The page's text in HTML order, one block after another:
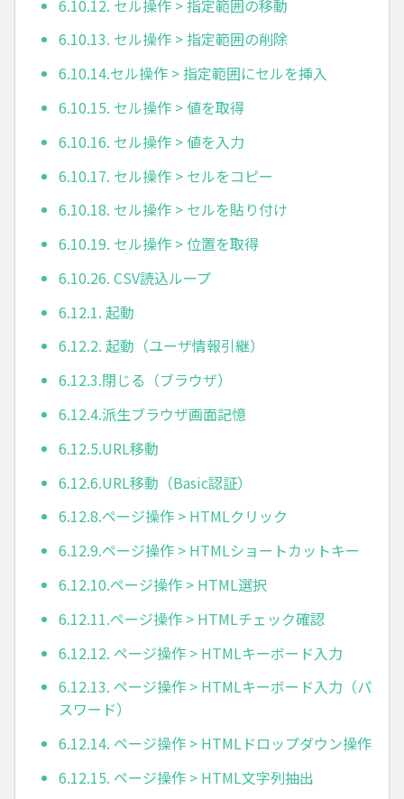
6.10.12. セル操作 > 指定範囲の移動
6.10.13. セル操作 > 指定範囲の削除
6.10.14.セル操作 > 指定範囲にセルを挿入
6.10.15. セル操作 > 値を取得
6.10.16. セル操作 > 値を入力
6.10.17. セル操作 > セルをコピー
6.10.18. セル操作 > セルを貼り付け
6.10.19. セル操作 > 位置を取得
6.10.26. CSV読込ループ
6.12.1. 起動
6.12.2. 起動（ユーザ情報引継）
6.12.3.閉じる（ブラウザ）
6.12.4.派生ブラウザ画面記憶
6.12.5.URL移動
6.12.6.URL移動（Basic認証）
6.12.8.ページ操作 > HTMLクリック
6.12.9.ページ操作 > HTMLショートカットキー
6.12.10.ページ操作 > HTML選択
6.12.11.ページ操作 > HTMLチェック確認
6.12.12. ページ操作 > HTMLキーボード入力
6.12.13. ページ操作 > HTMLキーボード入力（パ
スワード）
6.12.14. ページ操作 > HTMLドロップダウン操作
6.12.15. ページ操作 > HTML文字列抽出